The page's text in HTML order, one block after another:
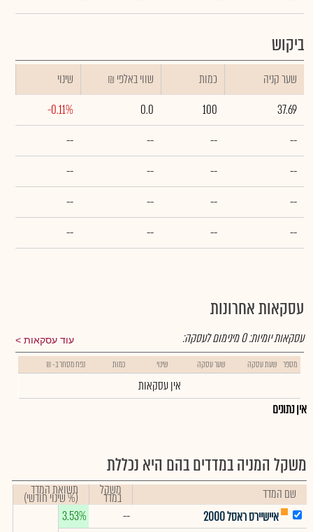
ביקוש
שער קניה כמות ₪ שווי באלפי
שינוי
37.69
100
0.0
-0.11%
--
--
--
--
--
--
--
--
--
--
--
--
--
--
--
--
עסקאות אחרונות
עוד עסקאות עסקאות יומיות:0מינימום לעסקה:
מספר שעת עסקה שער עסקה שינוי כמות נפח מסחר ב- ₪
אין עסקאות
אין נתונים
משקל המניה במדדים בהם היא נכללת
שם המדד משקל
במדד תשואת המדד
(% שינוי חודשי)
איישיירס ראסל 2000
--
3.53%